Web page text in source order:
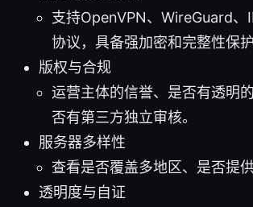
支持OpenVPN、WireGuard、
协议，具备强加密和完整性保护
版权与合规
运营主体的信誉、是否有透明
否有第三方独立审核。
服务器多样性
查看是否覆盖多地区、是否提
透明度与自证